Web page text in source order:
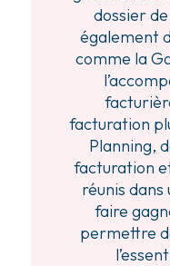
dossier
également
comme la
facturation
Planning,
facturation
réunis dans
faire
permettre